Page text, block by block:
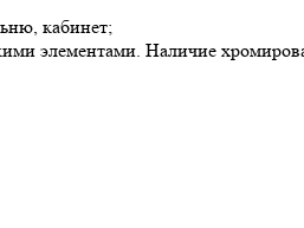
кабинет;
элементами. Наличие